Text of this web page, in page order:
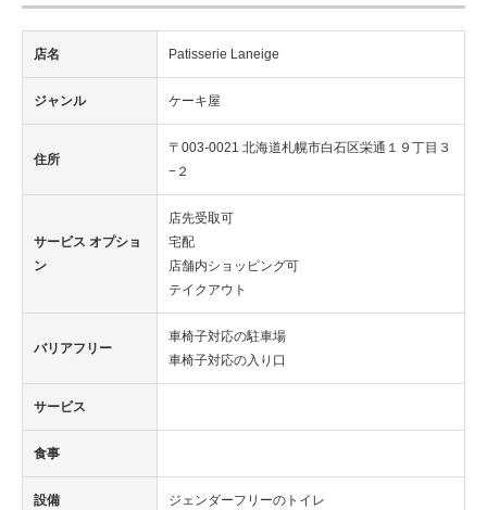
店名 Patisserie Laneige
ジャンル ケーキ屋
住所
〒003-0021 北海道札幌市白石区栄通１９丁目３
−２
サービス オプショ
ン
店先受取可
宅配
店舗内ショッピング可
テイクアウト
バリアフリー
車椅子対応の駐車場
車椅子対応の入り口
サービス
食事
設備 ジェンダーフリーのトイレ